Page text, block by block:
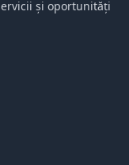
și oportunități